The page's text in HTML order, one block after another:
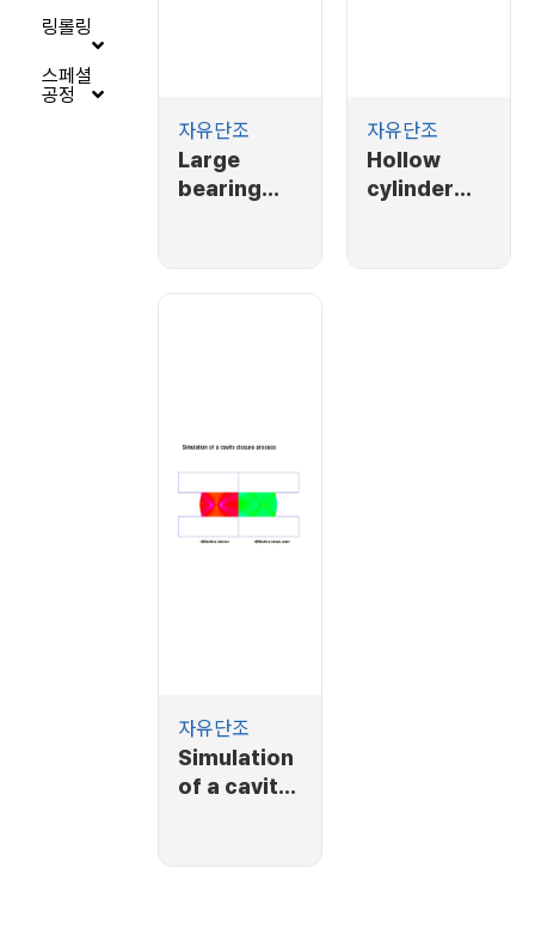
링롤링
스페셜
공정
자유단조
Large
bearing
자유단조
Hollow
cylinder
자유단조
Simulation
of a cavity